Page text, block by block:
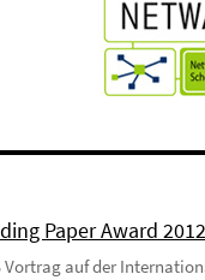
Paper Award 2012
Vortrag auf der